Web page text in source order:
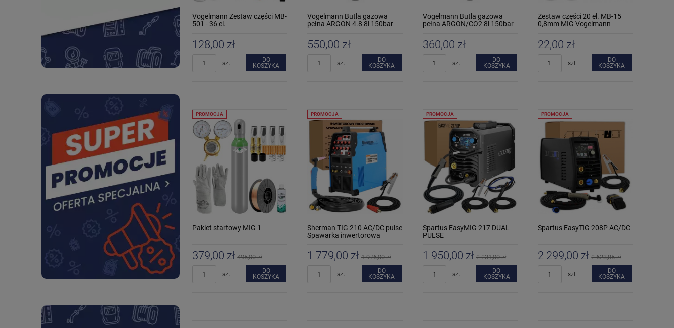
Vogelmann Zestaw części MB-
501 - 36 el.
128,00 zł
szt.
DO
KOSZYKA
Vogelmann Butla gazowa
pełna ARGON 4.8 8l 150bar
550,00 zł
szt.
DO
KOSZYKA
Vogelmann Butla gazowa
pełna ARGON/CO2 8l 150bar
360,00 zł
szt.
DO
KOSZYKA
Zestaw części 20 el. MB-15
0,8mm MIG Vogelmann
22,00 zł
szt.
DO
KOSZYKA
Pakiet startowy MIG 1
379,00 zł 495,00 zł
szt.
DO
KOSZYKA
PROMOCJA
Sherman TIG 210 AC/DC pulse
Spawarka inwertorowa
1 779,00 zł 1 976,00 zł
szt.
DO
KOSZYKA
PROMOCJA
Spartus EasyMIG 217 DUAL
PULSE
1 950,00 zł 2 231,00 zł
szt.
DO
KOSZYKA
PROMOCJA
Spartus EasyTIG 208P AC/DC
2 299,00 zł 2 623,85 zł
szt.
DO
KOSZYKA
PROMOCJA